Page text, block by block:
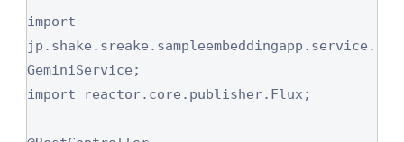
import
jp.shake.sreake.sampleembeddingapp.service.
GeminiService;
import reactor.core.publisher.Flux;